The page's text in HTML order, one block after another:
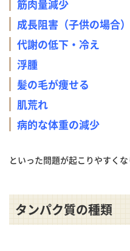
筋肉量減少
成長阻害（子供の場合）
代謝の低下・冷え
浮腫
髪の毛が痩せる
肌荒れ
病的な体重の減少
といった問題が起こりやすくな
タンパク質の種類